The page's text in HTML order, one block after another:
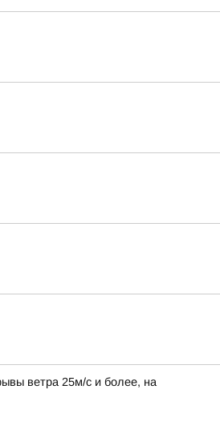
ветра 25м/с и более, на